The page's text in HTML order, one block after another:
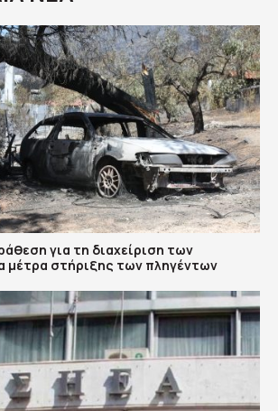
για τη διαχείριση των
μέτρα στήριξης των πληγέντων